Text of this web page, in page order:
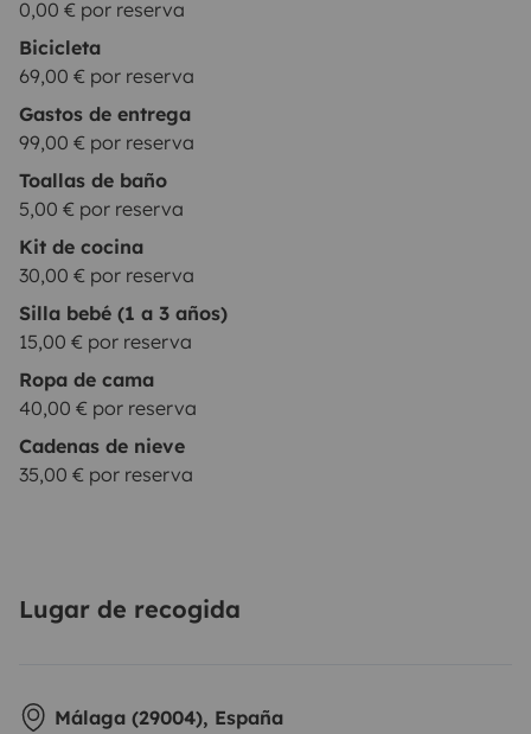
Yescapa. El chat lo gestionamos la empresa de alquiler
de autocaravanas y campers.
el anuncio son orientativas. Puede haber variaciones
en la configuración del vehículo, siempre respetando el
número de plazas y la distribución.
0,00 € por reserva
Bicicleta
69,00 € por reserva
Gastos de entrega
99,00 € por reserva
Toallas de baño
5,00 € por reserva
Kit de cocina
30,00 € por reserva
Silla bebé (1 a 3 años)
15,00 € por reserva
Ropa de cama
40,00 € por reserva
Cadenas de nieve
35,00 € por reserva
Lugar de recogida
Málaga (29004), España